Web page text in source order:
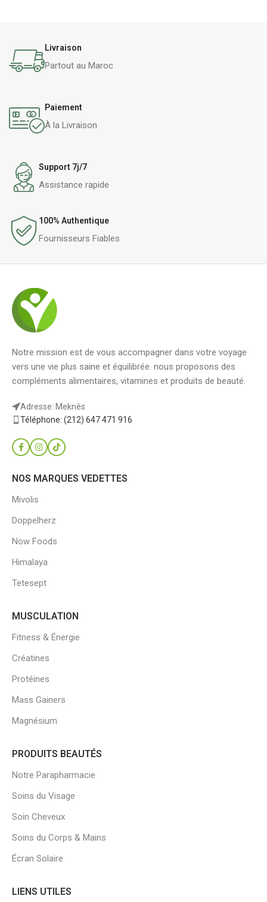
Livraison
Partout au Maroc
Paiement
À la Livraison
Support 7j/7
Assistance rapide
100% Authentique
Fournisseurs Fiables
Notre mission est de vous accompagner dans votre voyage
vers une vie plus saine et équilibrée. nous proposons des
compléments alimentaires, vitamines et produits de beauté.
Adresse: Meknès
Téléphone: (212) 647 471 916
NOS MARQUES VEDETTES
Mivolis
Doppelherz
Now Foods
Himalaya
Tetesept
MUSCULATION
Fitness & Énergie
Créatines
Protéines
Mass Gainers
Magnésium
PRODUITS BEAUTÉS
Notre Parapharmacie
Soins du Visage
Soin Cheveux
Soins du Corps & Mains
Écran Solaire
LIENS UTILES